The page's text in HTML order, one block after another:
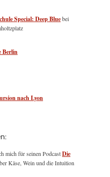
Special: Deep Bluebei
Berlin
nach Lyon
mich für seinen PodcastDie
Käse, Wein und die Intuition